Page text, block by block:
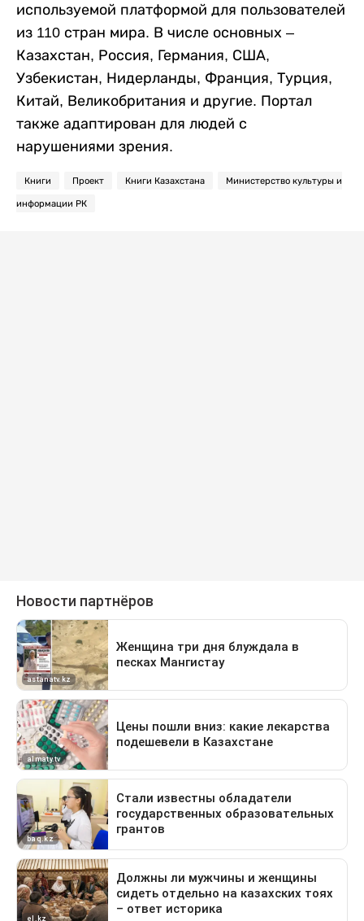
используемой платформой для пользователей
из 110 стран мира. В числе основных –
Казахстан, Россия, Германия, США,
Узбекистан, Нидерланды, Франция, Турция,
Китай, Великобритания и другие. Портал
также адаптирован для людей с
нарушениями зрения.
Книги Проект Книги Казахстана Министерство культуры и
информации РК